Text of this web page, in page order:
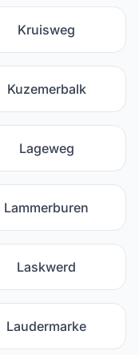
Kruisweg
Kuzemerbalk
Lageweg
Lammerburen
Laskwerd
Laudermarke